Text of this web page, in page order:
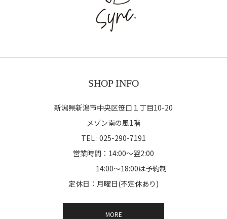
SHOP INFO
新潟県新潟市中央区笹口１丁目10-20
メゾン南の風1階
TEL : 025-290-7191
営業時間：14:00～翌2:00
14:00～18:00は予約制
定休日：月曜日(不定休あり)
MORE